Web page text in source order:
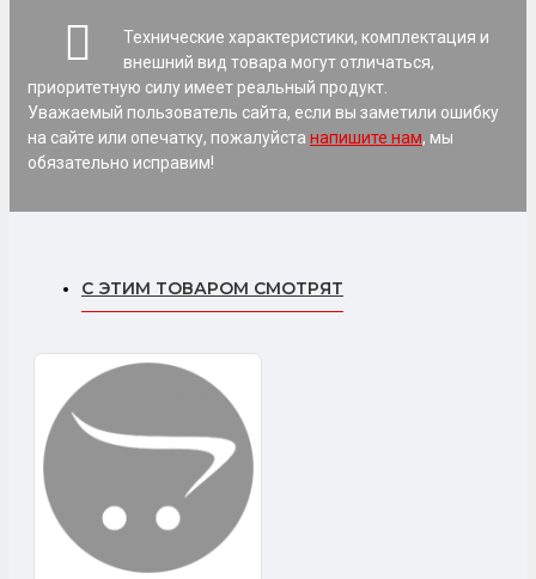
Технические характеристики, комплектация и
внешний вид товара могут отличаться,
приоритетную силу имеет реальный продукт.
Уважаемый пользователь сайта, если вы заметили ошибку
на сайте или опечатку, пожалуйста напишите нам, мы
обязательно исправим!
С ЭТИМ ТОВАРОМ СМОТРЯТ